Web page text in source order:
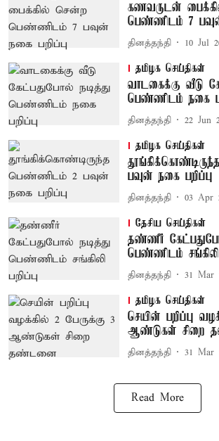
கணவருடன்
பெண்ணிடம் 7
தினத்தந்தி 10 Jul
தமிழக செய்திகள்
வாடகைக்கு வீடு
பெண்ணிடம் நகை
தினத்தந்தி 22 Jun
தமிழக செய்திகள்
பவுன் நகை பறிப்பு
தினத்தந்தி 03 Apr
தேசிய செய்திகள்
தண்ணீர்
பெண்ணிடம் சங்கிலி
தினத்தந்தி 31 Mar
தமிழக செய்திகள்
செயின் பறிப்பு
ஆண்டுகள் சிறை
தினத்தந்தி 31 Mar
Read More